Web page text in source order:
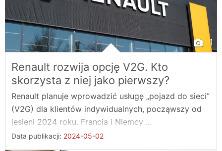
1
Renault rozwija opcję V2G. Kto
skorzysta z niej jako pierwszy?
Renault planuje wprowadzić usługę „pojazd do sieci”
(V2G) dla klientów indywidualnych, począwszy od
jesieni 2024 roku. Francja i Niemcy ...
Data publikacji: 2024-05-02